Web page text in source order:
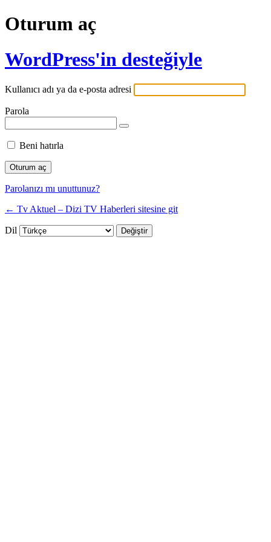
Oturum aç
WordPress'in desteğiyle
Kullanıcı adı ya da e-posta adresi
Parola
Beni hatırla
Parolanızı mı unuttunuz?
← Tv Aktuel – Dizi TV Haberleri sitesine git
Dil